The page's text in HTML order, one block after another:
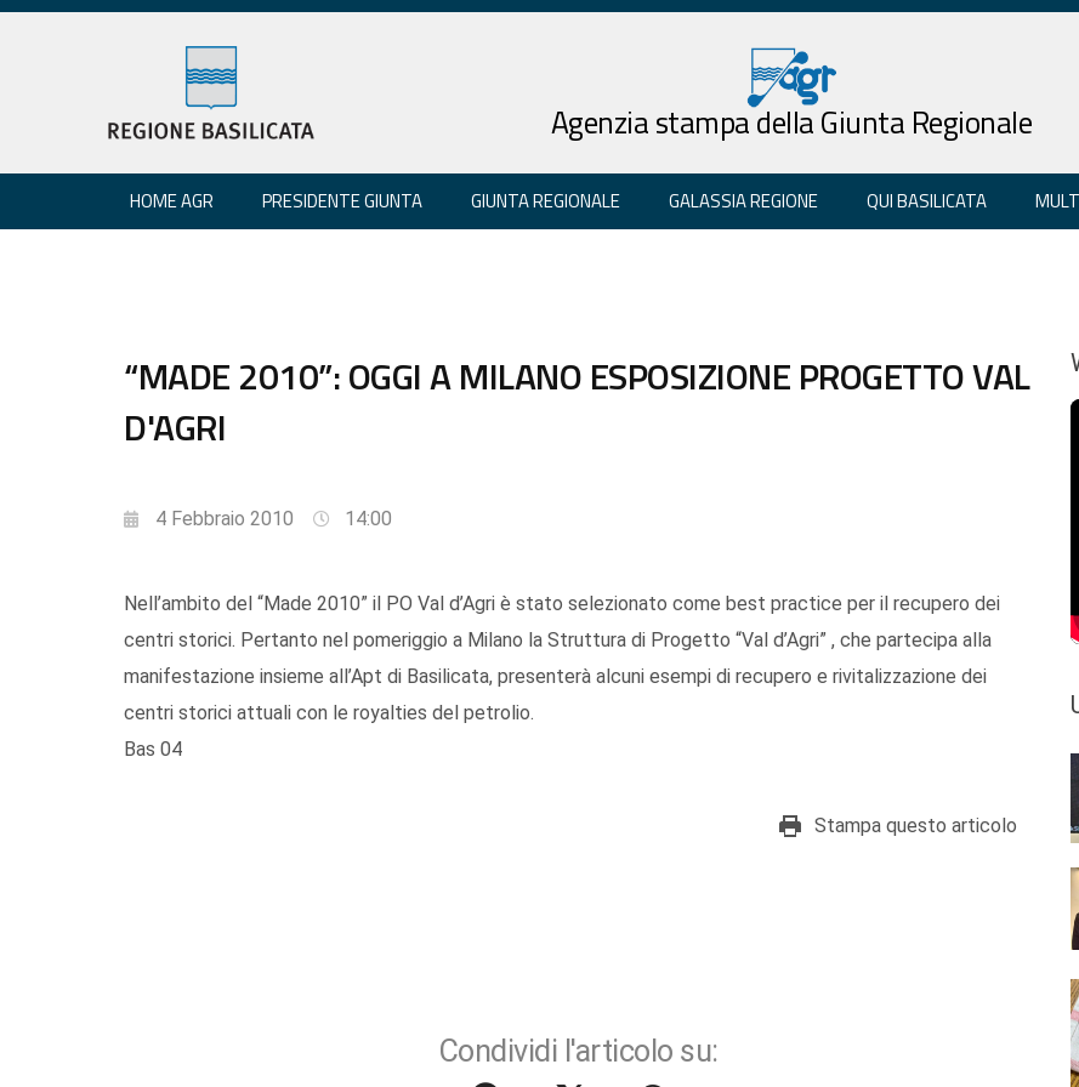
Agenzia stampa della Giunta Regionale
HOME AGR PRESIDENTE GIUNTA GIUNTA REGIONALE GALASSIA REGIONE QUI BASILICATA
“MADE 2010”: OGGI A MILANO ESPOSIZIONE PROGETTO VAL
D'AGRI
4 Febbraio 2010 14:00
Nell’ambito del “Made 2010” il PO Val d’Agri è stato selezionato come best practice per il recupero dei
centri storici. Pertanto nel pomeriggio a Milano la Struttura di Progetto “Val d’Agri” , che partecipa alla
manifestazione insieme all’Apt di Basilicata, presenterà alcuni esempi di recupero e rivitalizzazione dei
centri storici attuali con le royalties del petrolio.
Bas 04
Stampa questo articolo
Condividi l'articolo su: